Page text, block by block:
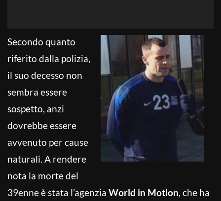
Secondo quanto
riferito dalla polizia,
il suo decesso non
sembra essere
sospetto, anzi
dovrebbe essere
avvenuto per cause
naturali. A rendere
nota la morte del
39enne è stata l’agenzia World in Motion, che ha